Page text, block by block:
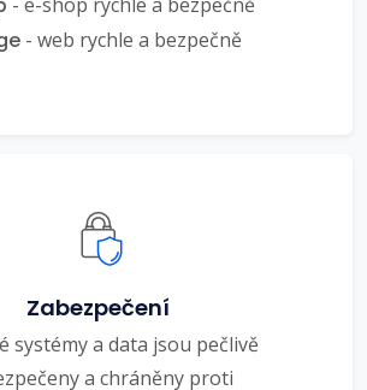
- web rychle a bezpečně
Zabezpečení
systémy a data jsou pečlivě
a chráněny proti